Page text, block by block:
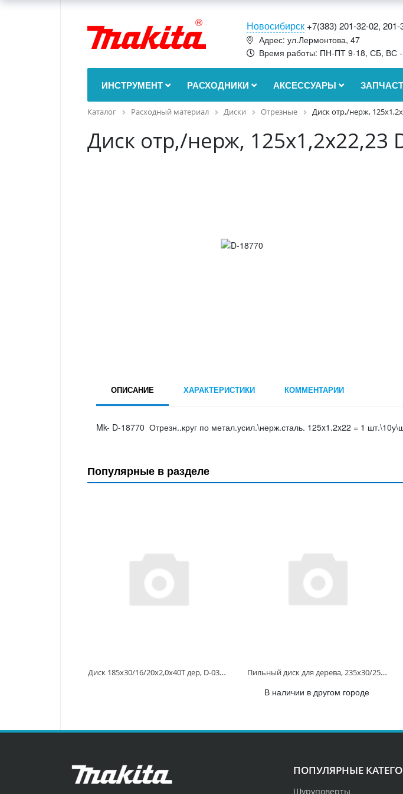
Новосибирск +7(383) 201-32-02, 201-
Адрес: ул.Лермонтова, 47
Время работы: ПН-ПТ 9-18, СБ, ВС -
ИНСТРУМЕНТ РАСХОДНИКИ АКСЕССУАРЫ
Каталог Расходный материал Диски Отрезные Диск отр,/нерж,
Диск отр,/нерж, 125х1,2х22,23
ОПИСАНИЕ ХАРАКТЕРИСТИКИ КОММЕНТАРИИ
Mk- D-18770 Отрезн..круг по метал.усил.\нерж.сталь. 125x1.2x22 = 1
Популярные в разделе
Диск 185x30/16/20x2,0x40T дер, D-03919 D-03919 Пильный диск для дерева, 235x30/25x2.4/1.6x40T D-81094 D-81094
В наличии в другом городе
ПОПУЛЯРНЫЕ
Шуруповерты